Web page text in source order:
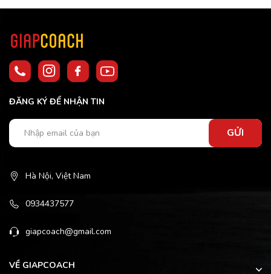
ĐĂNG KÝ ĐỂ NHẬN TIN
GỬI
Hà Nội, Việt Nam
0934437577
giapcoach@gmail.com
VỀ GIAPCOACH